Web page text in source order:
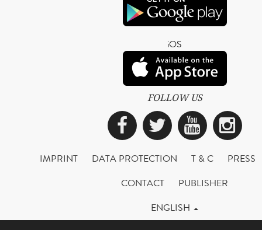
iOS
FOLLOW US
Facebook
Twitter
IMPRINT DATA PROTECTION T & C
PRESS
CONTACT
PUBLISHER
ENGLISH